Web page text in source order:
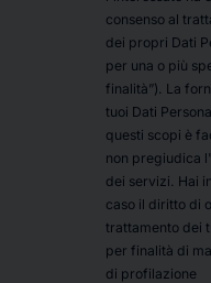
consenso al
dei propri Dati
per una o più
finalità”). La
tuoi Dati
questi scopi è
non pregiudica
dei servizi. Hai
caso il diritto di
trattamento dei
per finalità di
di profilazione